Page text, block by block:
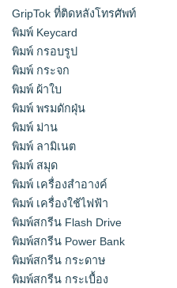
GripTok ที่ติดหลังโทรศัพท์
พิมพ์ Keycard
พิมพ์ กรอบรูป
พิมพ์ กระจก
พิมพ์ ผ้าใบ
พิมพ์ พรมดักฝุ่น
พิมพ์ ม่าน
พิมพ์ ลามิเนต
พิมพ์ สมุด
พิมพ์ เครื่องสําอางค์
พิมพ์ เครื่องใช้ไฟฟ้า
พิมพ์สกรีน Flash Drive
พิมพ์สกรีน Power Bank
พิมพ์สกรีน กระดาษ
พิมพ์สกรีน กระเบื้อง